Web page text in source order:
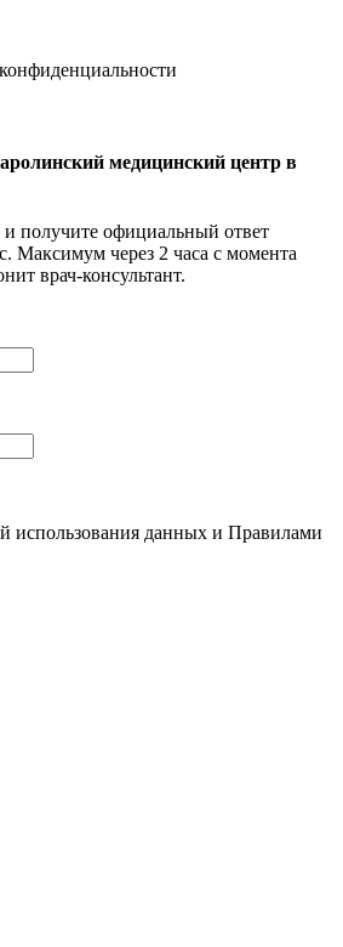
медицинский центр в
и получите официальный ответ
Максимум через 2 часа с момента
врач-консультант.
использования данных и Правилами